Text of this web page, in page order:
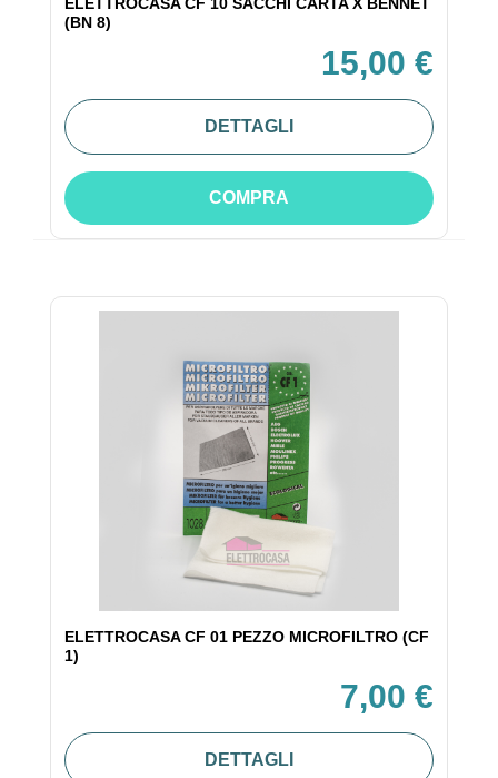
(BN 8)
15,00 €
DETTAGLI
COMPRA
ELETTROCASA CF 01 PEZZO MICROFILTRO (CF
1)
7,00 €
DETTAGLI